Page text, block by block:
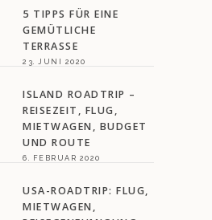
5 TIPPS FÜR EINE
GEMÜTLICHE
TERRASSE
23. JUNI 2020
ISLAND ROADTRIP –
REISEZEIT, FLUG,
MIETWAGEN, BUDGET
UND ROUTE
6. FEBRUAR 2020
USA-ROADTRIP: FLUG,
MIETWAGEN,